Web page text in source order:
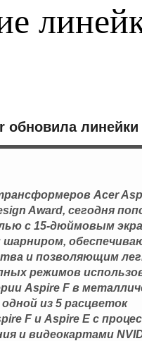
обновила
Acer
Award, сегодня
с 15-дюймовым
и позволяющим
режимов
Aspire F в
из 5 расцветок
F и Aspire E с
и видеокартами